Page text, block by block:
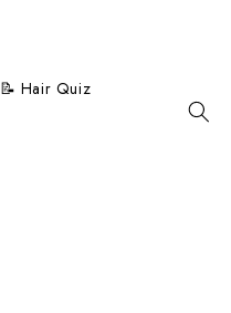
📝 Hair Quiz